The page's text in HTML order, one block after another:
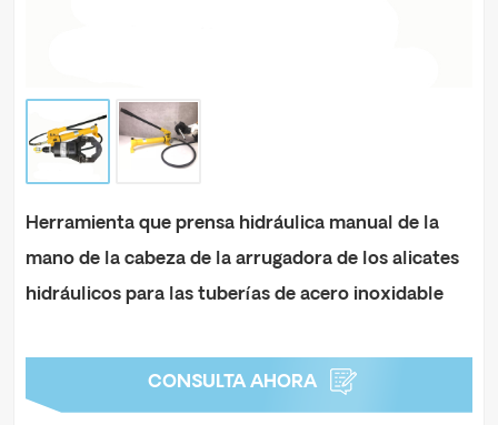
Herramienta que prensa hidráulica manual de la
mano de la cabeza de la arrugadora de los alicates
hidráulicos para las tuberías de acero inoxidable
CONSULTA AHORA